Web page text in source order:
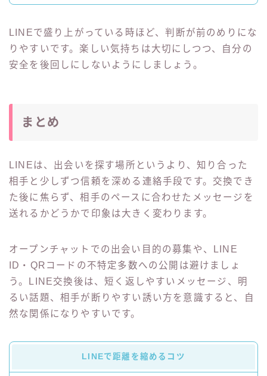
LINEで盛り上がっている時ほど、判断が前のめりにな
りやすいです。楽しい気持ちは大切にしつつ、自分の
安全を後回しにしないようにしましょう。
まとめ
LINEは、出会いを探す場所というより、知り合った
相手と少しずつ信頼を深める連絡手段です。交換でき
た後に焦らず、相手のペースに合わせたメッセージを
送れるかどうかで印象は大きく変わります。
オープンチャットでの出会い目的の募集や、LINE
ID・QRコードの不特定多数への公開は避けましょ
う。LINE交換後は、短く返しやすいメッセージ、明
るい話題、相手が断りやすい誘い方を意識すると、自
然な関係になりやすいです。
LINEで距離を縮めるコツ